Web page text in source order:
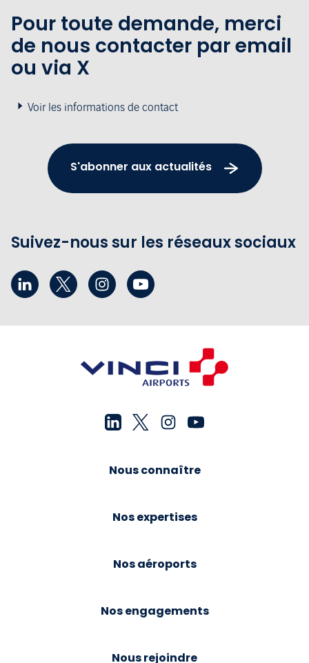
Pour toute demande, merci
de nous contacter par email
ou via X
Voir les informations de contact
S'abonner aux actualités
Suivez-nous sur les réseaux sociaux
Nous connaître
Nos expertises
Nos aéroports
Nos engagements
Nous rejoindre